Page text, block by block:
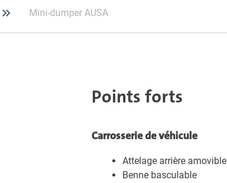
Mini-dumper AUSA
Points forts
Carrosserie de véhicule
Attelage arrière amovible
Benne basculable